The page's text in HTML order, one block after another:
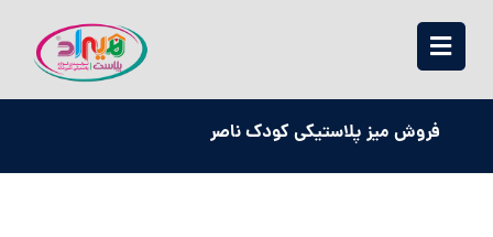
فروش میز پلاستیکی کودک ناصر